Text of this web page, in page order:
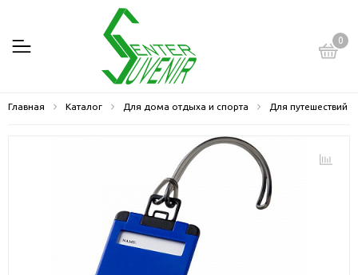
0
Главная Каталог Для дома отдыха и спорта Для путешествий